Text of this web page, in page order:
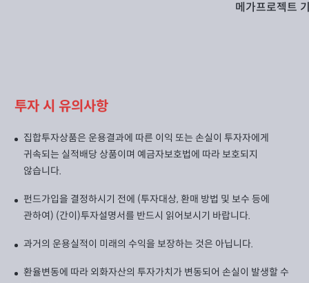
메가프로젝트
투자 시 유의사항
집합투자상품은 운용결과에 따른 이익 또는 손실이 투자자에게
귀속되는 실적배당 상품이며 예금자보호법에 따라 보호되지
않습니다.
펀드가입을 결정하시기 전에 (투자대상, 환매 방법 및 보수 등에
관하여) (간이)투자설명서를 반드시 읽어보시기 바랍니다.
과거의 운용실적이 미래의 수익을 보장하는 것은 아닙니다.
환율변동에 따라 외화자산의 투자가치가 변동되어 손실이 발생할 수